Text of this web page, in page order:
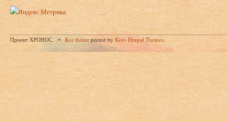
Проект ХРОНОС. Koi themeported byKiwi Drupal Themes.